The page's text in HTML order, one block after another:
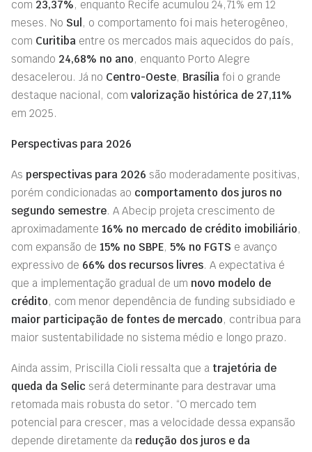
com 23,37%, enquanto Recife acumulou 24,71% em 12
meses. No Sul , o comportamento foi mais heterogêneo,
com Curitiba entre os mercados mais aquecidos do país,
somando 24,68% no ano, enquanto Porto Alegre
desacelerou. Já no Centro-Oeste, Brasília foi o grande
destaque nacional, com valorização histórica de 27,11%
em 2025.
Perspectivas para 2026
As perspectivas para 2026 são moderadamente positivas,
porém condicionadas ao comportamento dos juros no
segundo semestre. A Abecip projeta crescimento de
aproximadamente 16% no mercado de crédito imobiliário,
com expansão de 15% no SBPE, 5% no FGTS e avanço
expressivo de 66% dos recursos livres. A expectativa é
que a implementação gradual de um novo modelo de
crédito, com menor dependência de funding subsidiado e
maior participação de fontes de mercado, contribua para
maior sustentabilidade no sistema médio e longo prazo.
Ainda assim, Priscilla Cioli ressalta que a trajetória de
queda da Selic será determinante para destravar uma
retomada mais robusta do setor. “O mercado tem
potencial para crescer, mas a velocidade dessa expansão
depende diretamente da redução dos juros e da